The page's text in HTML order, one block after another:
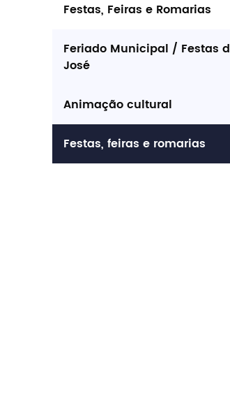
Festas, Feiras e Romarias
Feriado Municipal / Festas
José
Animação cultural
Festas, feiras e romarias